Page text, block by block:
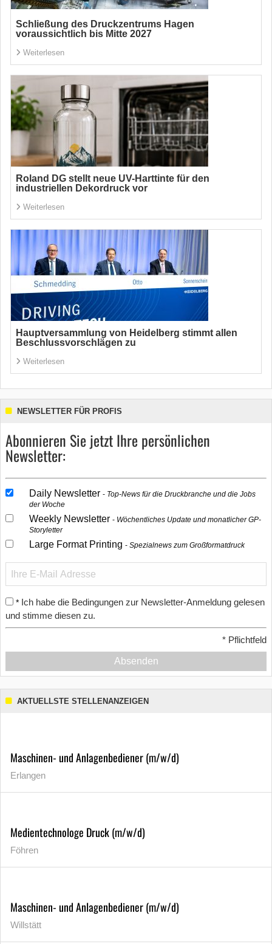
Schließung des Druckzentrums Hagen
voraussichtlich bis Mitte 2027
Weiterlesen
Roland DG stellt neue UV-Harttinte für den
industriellen Dekordruck vor
Weiterlesen
Hauptversammlung von Heidelberg stimmt allen
Beschlussvorschlägen zu
Weiterlesen
NEWSLETTER FÜR PROFIS
Abonnieren Sie jetzt Ihre persönlichen
Newsletter:
Daily Newsletter
Top-News für die Druckbranche und die Jobs
der Woche
Weekly Newsletter
Wöchentliches Update und monatlicher GP-
Storyletter
Large Format Printing Spezialnews zum Großformatdruck
* Ich habe die Bedingungen zur Newsletter-Anmeldung gelesen
und stimme diesen zu.
* Pflichtfeld
Absenden
AKTUELLSTE STELLENANZEIGEN
Maschinen- und Anlagenbediener (m/w/d)
Erlangen
Medientechnologe Druck (m/w/d)
Föhren
Maschinen- und Anlagenbediener (m/w/d)
Willstätt